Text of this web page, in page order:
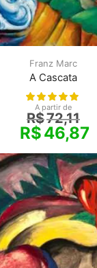
Franz Marc
A Cascata
A partir de
R$72,11
R$46,87